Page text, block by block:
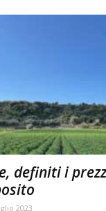
definiti i
2023